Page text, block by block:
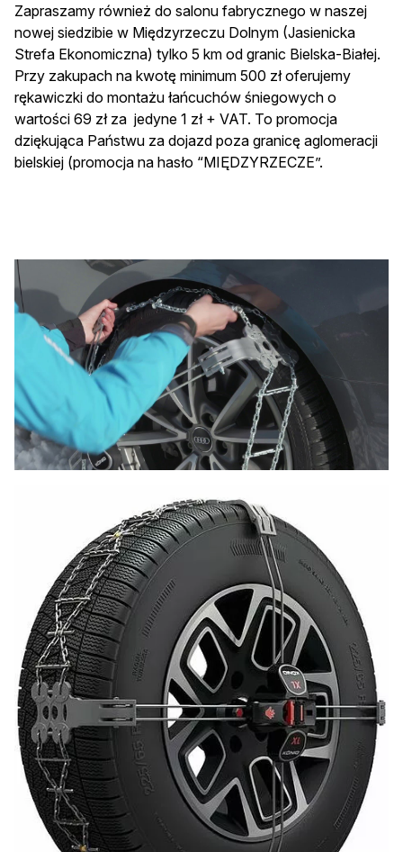
Zapraszamy również do salonu fabrycznego w naszej
nowej siedzibie w Międzyrzeczu Dolnym (Jasienicka
Strefa Ekonomiczna) tylko 5 km od granic Bielska-Białej.
Przy zakupach na kwotę minimum 500 zł oferujemy
rękawiczki do montażu łańcuchów śniegowych o
wartości 69 zł za jedyne 1 zł + VAT. To promocja
dziękująca Państwu za dojazd poza granicę aglomeracji
bielskiej (promocja na hasło “MIĘDZYRZECZE”.